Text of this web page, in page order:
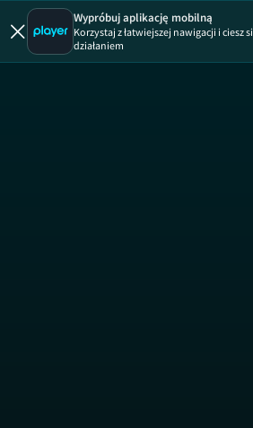
Wypróbuj aplikację mobilną
Korzystaj z łatwiejszej nawigacji i ciesz
działaniem